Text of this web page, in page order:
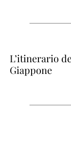
L’itinerario
Giappone